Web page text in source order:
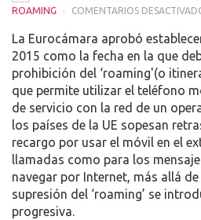
ROAMING
COMENTARIOS
La Eurocámara aprobó
2015 como la fecha en la que
prohibición del ‘roaming'(o
que permite utilizar el teléfono
de servicio con la red de un
los países de la UE sopesan
recargo por usar el móvil en el
llamadas como para los
navegar por Internet, más allá
supresión del ‘roaming’ se
progresiva.